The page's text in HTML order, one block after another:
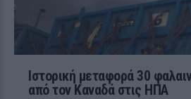
Ιστορική μεταφορά 30
από τον Καναδά στις ΗΠΑ